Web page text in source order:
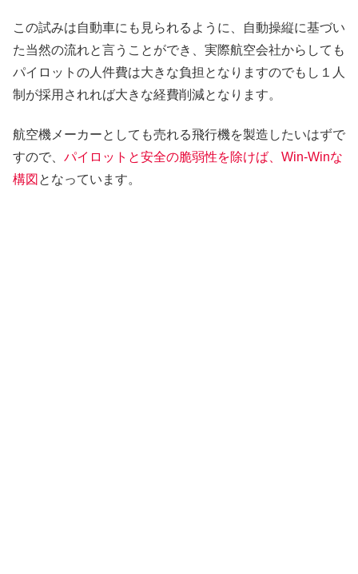
この試みは自動車にも見られるように、自動操縦に基づい
た当然の流れと言うことができ、実際航空会社からしても
パイロットの人件費は大きな負担となりますのでもし１人
制が採用されれば大きな経費削減となります。
航空機メーカーとしても売れる飛行機を製造したいはずで
すので、 パイロットと安全の脆弱性を除けば、Win-Winな
構図 となっています。